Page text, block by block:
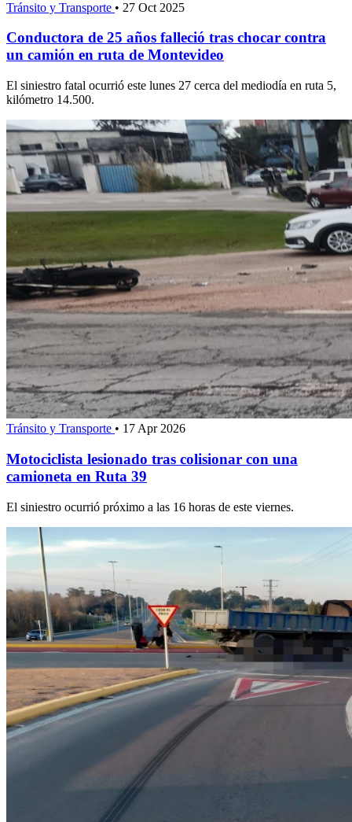
Tránsito y Transporte • 27 Oct 2025
Conductora de 25 años falleció tras chocar contra
un camión en ruta de Montevideo
El siniestro fatal ocurrió este lunes 27 cerca del mediodía en ruta 5,
kilómetro 14.500.
Tránsito y Transporte • 17 Apr 2026
Motociclista lesionado tras colisionar con una
camioneta en Ruta 39
El siniestro ocurrió próximo a las 16 horas de este viernes.